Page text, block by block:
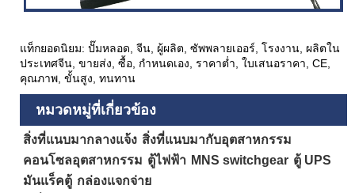
แท็กยอดนิยม: ปั๊มหลอด, จีน, ผู้ผลิต, ซัพพลายเออร์, โรงงาน, ผลิตใน
ประเทศจีน, ขายส่ง, ซื้อ, กำหนดเอง, ราคาต่ำ, ใบเสนอราคา, CE,
คุณภาพ, ขั้นสูง, ทนทาน
หมวดหมู่ที่เกี่ยวข้อง
สิ่งที่แนบมากลางแจ้ง สิ่งที่แนบมากับอุตสาหกรรม
คอนโซลอุตสาหกรรม ตู้ไฟฟ้า MNS switchgear ตู้ UPS
มันแร็คตู้ กล่องแจกจ่าย